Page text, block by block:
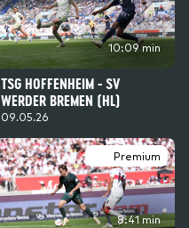
10:09 min
TSG HOFFENHEIM - SV
WERDER BREMEN (HL)
09.05.26
Premium
8:41 min